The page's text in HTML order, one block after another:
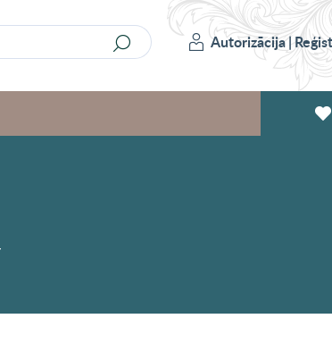
Autorizācija|